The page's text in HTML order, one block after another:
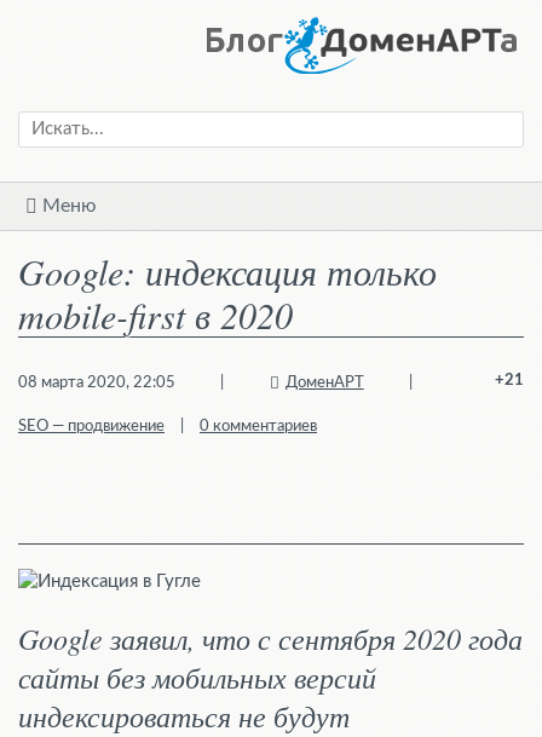
Меню
Google: индексация только
mobile-first в 2020
+21
08 марта 2020, 22:05 ДоменАРТ
SEO — продвижение 0 комментариев
Google заявил, что с сентября 2020 года
сайты без мобильных версий
индексироваться не будут